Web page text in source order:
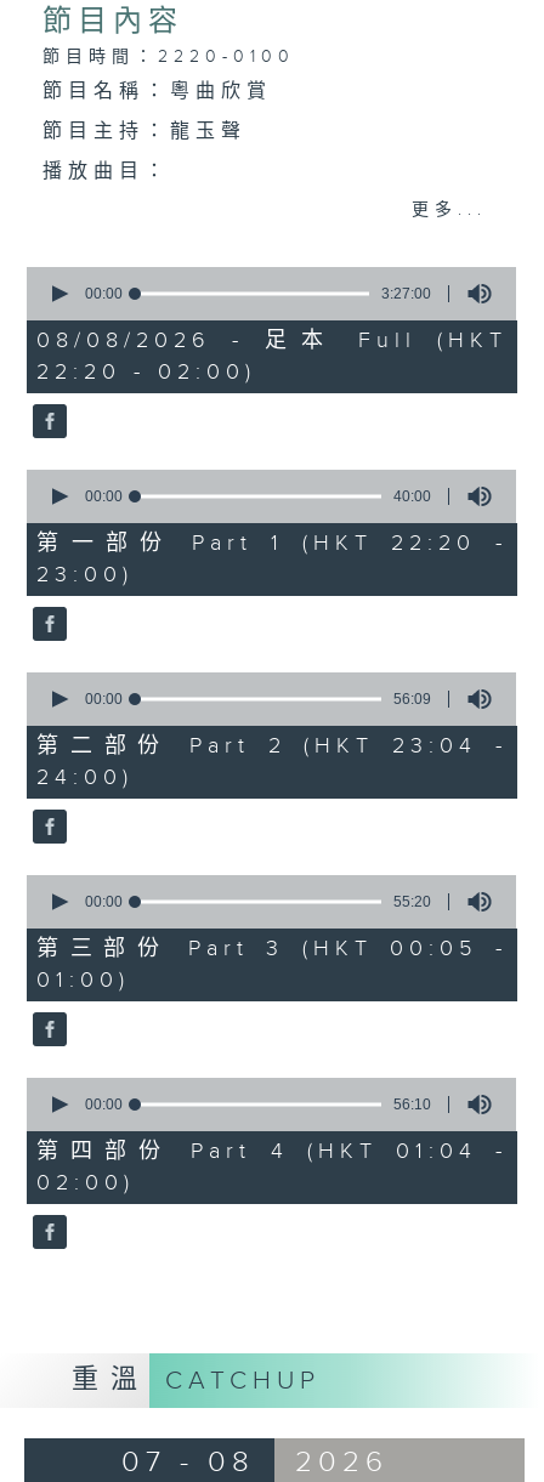
為顧及平日需要上班的聽眾，《戲曲之夜》安排在每
個晚上播放粵曲，以地方語言介紹京劇、潮劇、越劇
等；務求以同一語言介紹同一劇種，望能令廣大聽眾
有更親切的感受。
節目內容
節目時間：2220-0100
節目名稱：粵曲欣賞
節目主持：龍玉聲
播放曲目：
1. 「潞安州」
由 彭熾權、鄭培英 主唱
由 文千歲、盧秋萍 主唱
3. 「花蕊夫人之去國題詞、刧後描容」
4. 「血染海棠紅」
由 麥炳榮、鄭幗寶 主唱
節目時間：0100-0200
節目名稱：越劇欣賞
節目主持：陳箋
「花為媒(二)」
由 周雅琴、楊文蔚、 朱祝芬、傅頌
英 主唱
更多...
seconds
3
hours,
27
minutes,
0
seconds
00:00 3:27:00
08/08/2026 - 足本 Full (HKT
22:20 - 02:00)
seconds
40
minutes,
0
seconds
00:00 40:00
第一部份 Part 1 (HKT 22:20 -
23:00)
seconds
56
minutes,
9
seconds
00:00 56:09
第二部份 Part 2 (HKT 23:04 -
24:00)
seconds
55
minutes,
20
seconds
00:00 55:20
第三部份 Part 3 (HKT 00:05 -
01:00)
seconds
56
minutes,
10
seconds
00:00 56:10
第四部份 Part 4 (HKT 01:04 -
02:00)
重溫 CATCHUP
07 - 08 2026